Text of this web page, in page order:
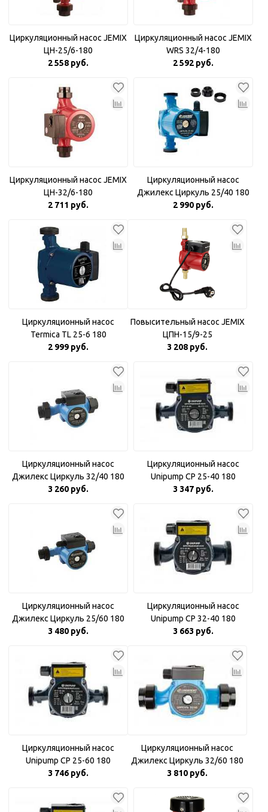
Циркуляционный насос JEMIX
ЦН-25/6-180
2 558 руб.
Циркуляционный насос JEMIX
WRS 32/4-180
2 592 руб.
Циркуляционный насос JEMIX
ЦН-32/6-180
2 711 руб.
Циркуляционный насос
Джилекс Циркуль 25/40 180
2 990 руб.
Циркуляционный насос
Termica TL 25-6 180
2 999 руб.
Повысительный насос JEMIX
ЦПН-15/9-25
3 208 руб.
Циркуляционный насос
Джилекс Циркуль 32/40 180
3 260 руб.
Циркуляционный насос
Unipump CP 25-40 180
3 347 руб.
Циркуляционный насос
Джилекс Циркуль 25/60 180
3 480 руб.
Циркуляционный насос
Unipump CP 32-40 180
3 663 руб.
Циркуляционный насос
Unipump CP 25-60 180
3 746 руб.
Циркуляционный насос
Джилекс Циркуль 32/60 180
3 810 руб.